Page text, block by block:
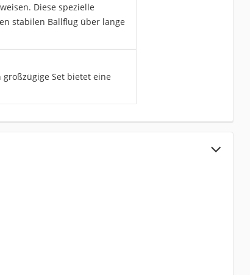
Diese spezielle
stabilen Ballflug über lange
großzügige Set bietet eine